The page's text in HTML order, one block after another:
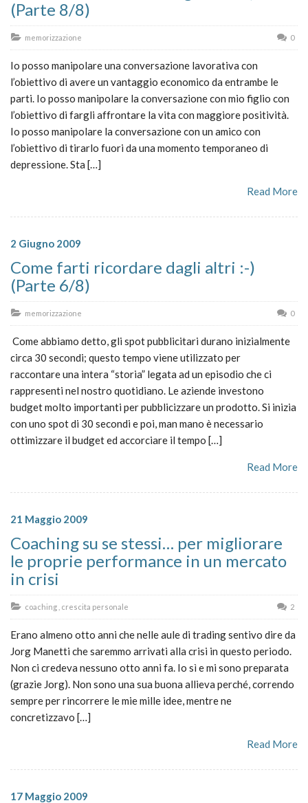
(Parte 8/8)
memorizzazione 0
Io posso manipolare una conversazione lavorativa con
l’obiettivo di avere un vantaggio economico da entrambe le
parti. Io posso manipolare la conversazione con mio figlio con
l’obiettivo di fargli affrontare la vita con maggiore positività.
Io posso manipolare la conversazione con un amico con
l’obiettivo di tirarlo fuori da una momento temporaneo di
depressione. Sta […]
Read More
2 Giugno 2009
Come farti ricordare dagli altri :-)
(Parte 6/8)
memorizzazione 0
Come abbiamo detto, gli spot pubblicitari durano inizialmente
circa 30 secondi; questo tempo viene utilizzato per
raccontare una intera “storia” legata ad un episodio che ci
rappresenti nel nostro quotidiano. Le aziende investono
budget molto importanti per pubblicizzare un prodotto. Si inizia
con uno spot di 30 secondi e poi, man mano è necessario
ottimizzare il budget ed accorciare il tempo […]
Read More
21 Maggio 2009
Coaching su se stessi… per migliorare
le proprie performance in un mercato
in crisi
coaching crescita personale 2
Erano almeno otto anni che nelle aule di trading sentivo dire da
Jorg Manetti che saremmo arrivati alla crisi in questo periodo.
Non ci credeva nessuno otto anni fa. Io sì e mi sono preparata
(grazie Jorg). Non sono una sua buona allieva perché, correndo
sempre per rincorrere le mie mille idee, mentre ne
concretizzavo […]
Read More
17 Maggio 2009